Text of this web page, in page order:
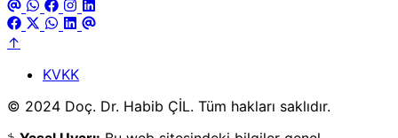
↑
KVKK
© 2024 Doç. Dr. Habib ÇİL. Tüm hakları saklıdır.